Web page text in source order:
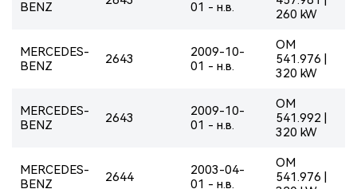
BENZ
01 - н.в.
260 kW
MERCEDES-
BENZ
2643
2009-10-
01 - н.в.
OM
541.976 |
320 kW
MERCEDES-
BENZ
2643
2009-10-
01 - н.в.
OM
541.992 |
320 kW
MERCEDES-
BENZ
2644
2003-04-
01 - н.в.
OM
541.976 |